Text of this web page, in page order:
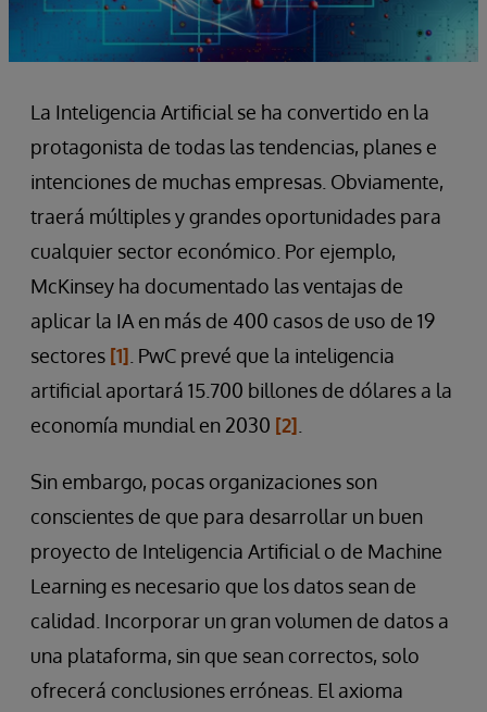
La Inteligencia Artificial se ha convertido en la
protagonista de todas las tendencias, planes e
intenciones de muchas empresas. Obviamente,
traerá múltiples y grandes oportunidades para
cualquier sector económico. Por ejemplo,
McKinsey ha documentado las ventajas de
aplicar la IA en más de 400 casos de uso de 19
sectores [1] . PwC prevé que la inteligencia
artificial aportará 15.700 billones de dólares a la
economía mundial en 2030 [2]
Sin embargo, pocas organizaciones son
conscientes de que para desarrollar un buen
proyecto de Inteligencia Artificial o de Machine
Learning es necesario que los datos sean de
calidad. Incorporar un gran volumen de datos a
una plataforma, sin que sean correctos, solo
ofrecerá conclusiones erróneas. El axioma